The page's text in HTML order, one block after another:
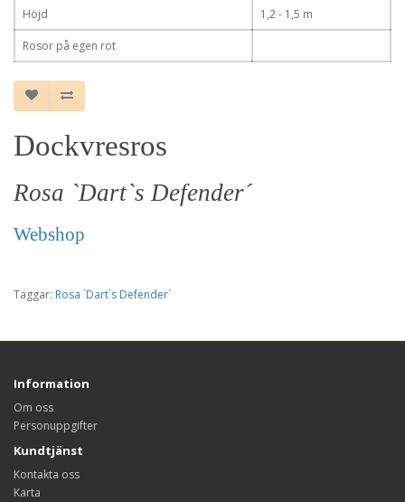
Höjd 1,2 - 1,5 m
Rosor på egen rot
Dockvresros
Rosa `Dart`s Defender´
Webshop
Taggar: Rosa `Dart`s Defender´
Information
Om oss
Personuppgifter
Kundtjänst
Kontakta oss
Karta